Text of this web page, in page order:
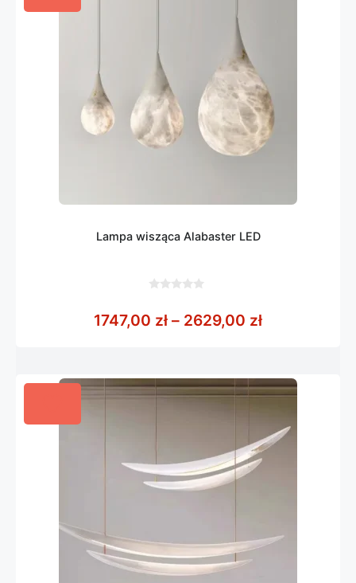
Lampa wisząca Alabaster LED
5
1747,00 zł – 2629,00 złZakres cen: